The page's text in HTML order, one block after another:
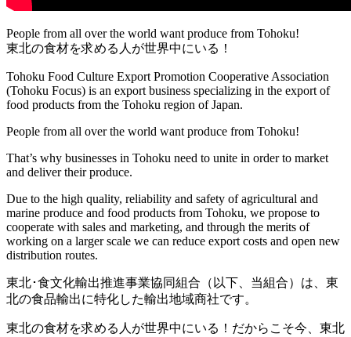
People from all over the world want produce from Tohoku!
東北の食材を求める人が世界中にいる！
Tohoku Food Culture Export Promotion Cooperative Association
(Tohoku Focus) is an export business specializing in the export of
food products from the Tohoku region of Japan.
People from all over the world want produce from Tohoku!
That’s why businesses in Tohoku need to unite in order to market
and deliver their produce.
Due to the high quality, reliability and safety of agricultural and
marine produce and food products from Tohoku, we propose to
cooperate with sales and marketing, and through the merits of
working on a larger scale we can reduce export costs and open new
distribution routes.
東北･食文化輸出推進事業協同組合（以下、当組合）は、東
北の食品輸出に特化した輸出地域商社です。
東北の食材を求める人が世界中にいる！だからこそ今、東北